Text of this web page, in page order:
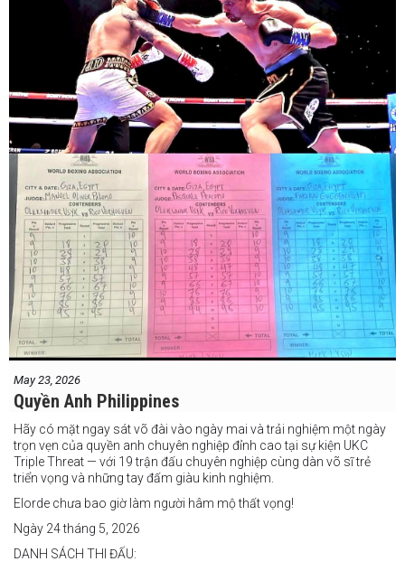
May 23, 2026
Quyền Anh Philippines
Hãy có mặt ngay sát võ đài vào ngày mai và trải nghiệm một ngày
trọn vẹn của quyền anh chuyên nghiệp đỉnh cao tại sự kiện UKC
Triple Threat — với 19 trận đấu chuyên nghiệp cùng dàn võ sĩ trẻ
triển vọng và những tay đấm giàu kinh nghiệm.
Elorde chưa bao giờ làm người hâm mộ thất vọng!
Ngày 24 tháng 5, 2026
DANH SÁCH THI ĐẤU: